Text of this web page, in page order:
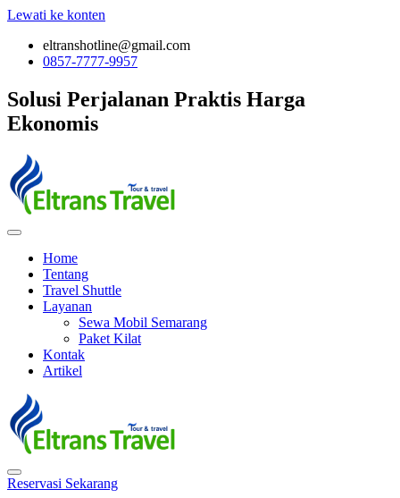
Lewati ke konten
eltranshotline@gmail.com
0857-7777-9957
Solusi Perjalanan Praktis Harga
Ekonomis
Home
Tentang
Travel Shuttle
Layanan
Sewa Mobil Semarang
Paket Kilat
Kontak
Artikel
Reservasi Sekarang